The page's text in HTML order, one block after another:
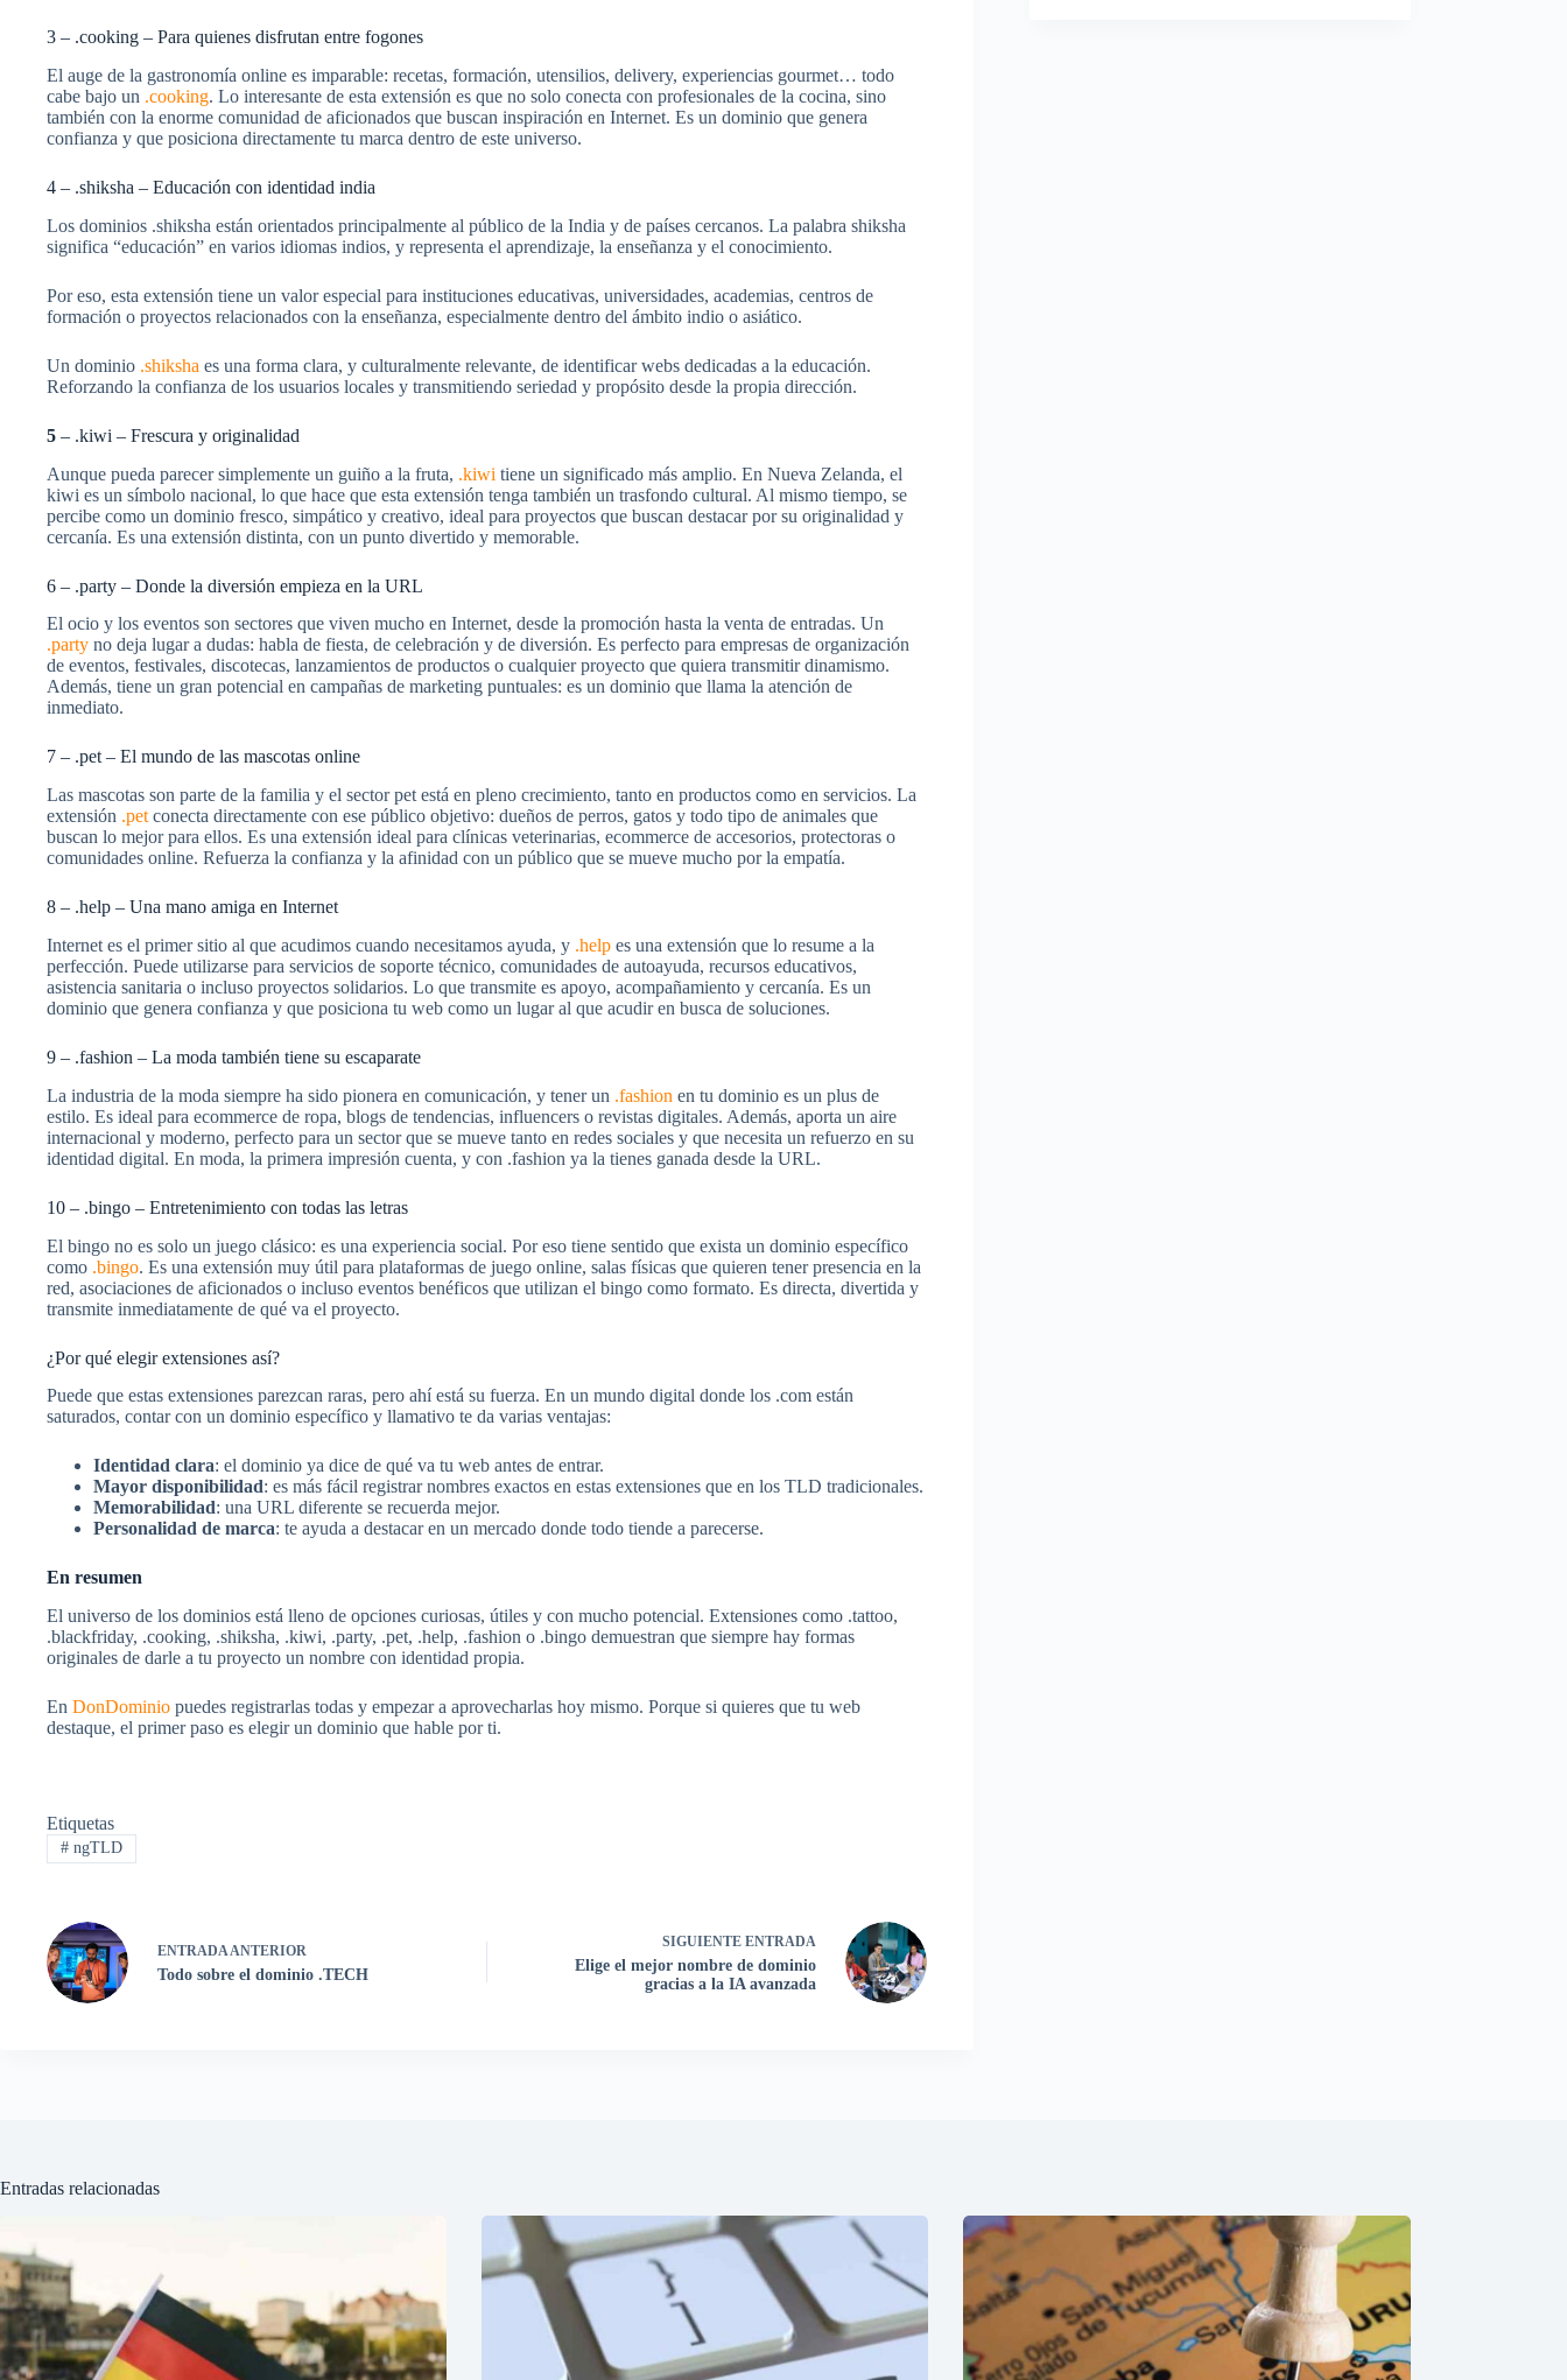
3 – .cooking – Para quienes disfrutan entre fogones
El auge de la gastronomía online es imparable: recetas, formación, utensilios, delivery, experiencias gourmet… todo
cabe bajo un .cooking. Lo interesante de esta extensión es que no solo conecta con profesionales de la cocina, sino
también con la enorme comunidad de aficionados que buscan inspiración en Internet. Es un dominio que genera
confianza y que posiciona directamente tu marca dentro de este universo.
4 – .shiksha – Educación con identidad india
Los dominios .shiksha están orientados principalmente al público de la India y de países cercanos. La palabra shiksha
significa “educación” en varios idiomas indios, y representa el aprendizaje, la enseñanza y el conocimiento.
Por eso, esta extensión tiene un valor especial para instituciones educativas, universidades, academias, centros de
formación o proyectos relacionados con la enseñanza, especialmente dentro del ámbito indio o asiático.
Un dominio .shiksha es una forma clara, y culturalmente relevante, de identificar webs dedicadas a la educación.
Reforzando la confianza de los usuarios locales y transmitiendo seriedad y propósito desde la propia dirección.
5 – .kiwi – Frescura y originalidad
Aunque pueda parecer simplemente un guiño a la fruta, .kiwi tiene un significado más amplio. En Nueva Zelanda, el
kiwi es un símbolo nacional, lo que hace que esta extensión tenga también un trasfondo cultural. Al mismo tiempo, se
percibe como un dominio fresco, simpático y creativo, ideal para proyectos que buscan destacar por su originalidad y
cercanía. Es una extensión distinta, con un punto divertido y memorable.
6 – .party – Donde la diversión empieza en la URL
El ocio y los eventos son sectores que viven mucho en Internet, desde la promoción hasta la venta de entradas. Un
.party no deja lugar a dudas: habla de fiesta, de celebración y de diversión. Es perfecto para empresas de organización
de eventos, festivales, discotecas, lanzamientos de productos o cualquier proyecto que quiera transmitir dinamismo.
Además, tiene un gran potencial en campañas de marketing puntuales: es un dominio que llama la atención de
inmediato.
7 – .pet – El mundo de las mascotas online
Las mascotas son parte de la familia y el sector pet está en pleno crecimiento, tanto en productos como en servicios. La
extensión .pet conecta directamente con ese público objetivo: dueños de perros, gatos y todo tipo de animales que
buscan lo mejor para ellos. Es una extensión ideal para clínicas veterinarias, ecommerce de accesorios, protectoras o
comunidades online. Refuerza la confianza y la afinidad con un público que se mueve mucho por la empatía.
8 – .help – Una mano amiga en Internet
Internet es el primer sitio al que acudimos cuando necesitamos ayuda, y .help es una extensión que lo resume a la
perfección. Puede utilizarse para servicios de soporte técnico, comunidades de autoayuda, recursos educativos,
asistencia sanitaria o incluso proyectos solidarios. Lo que transmite es apoyo, acompañamiento y cercanía. Es un
dominio que genera confianza y que posiciona tu web como un lugar al que acudir en busca de soluciones.
9 – .fashion – La moda también tiene su escaparate
La industria de la moda siempre ha sido pionera en comunicación, y tener un .fashion en tu dominio es un plus de
estilo. Es ideal para ecommerce de ropa, blogs de tendencias, influencers o revistas digitales. Además, aporta un aire
internacional y moderno, perfecto para un sector que se mueve tanto en redes sociales y que necesita un refuerzo en su
identidad digital. En moda, la primera impresión cuenta, y con .fashion ya la tienes ganada desde la URL.
10 – .bingo – Entretenimiento con todas las letras
El bingo no es solo un juego clásico: es una experiencia social. Por eso tiene sentido que exista un dominio específico
como .bingo. Es una extensión muy útil para plataformas de juego online, salas físicas que quieren tener presencia en la
red, asociaciones de aficionados o incluso eventos benéficos que utilizan el bingo como formato. Es directa, divertida y
transmite inmediatamente de qué va el proyecto.
¿Por qué elegir extensiones así?
Puede que estas extensiones parezcan raras, pero ahí está su fuerza. En un mundo digital donde los .com están
saturados, contar con un dominio específico y llamativo te da varias ventajas:
Identidad clara: el dominio ya dice de qué va tu web antes de entrar.
Mayor disponibilidad: es más fácil registrar nombres exactos en estas extensiones que en los TLD tradicionales.
Memorabilidad: una URL diferente se recuerda mejor.
Personalidad de marca: te ayuda a destacar en un mercado donde todo tiende a parecerse.
En resumen
El universo de los dominios está lleno de opciones curiosas, útiles y con mucho potencial. Extensiones como .tattoo,
.blackfriday, .cooking, .shiksha, .kiwi, .party, .pet, .help, .fashion o .bingo demuestran que siempre hay formas
originales de darle a tu proyecto un nombre con identidad propia.
En DonDominio puedes registrarlas todas y empezar a aprovecharlas hoy mismo. Porque si quieres que tu web
destaque, el primer paso es elegir un dominio que hable por ti.
Etiquetas
#ngTLD
ENTRADAANTERIOR
Todo sobre el dominio .TECH
SIGUIENTE ENTRADA
Elige el mejor nombre de dominio
gracias a la IA avanzada
Entradas relacionadas